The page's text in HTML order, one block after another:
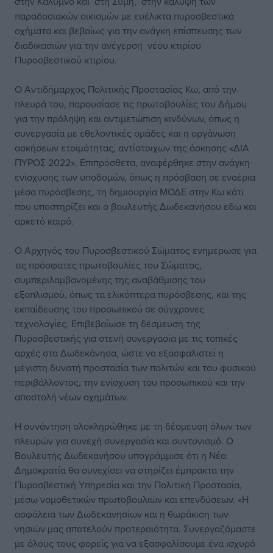
παραδοσιακών οικισμών με ευέλικτα πυροσβεστικά
οχήματα και βεβαίως για την ανάγκη επίσπευσης των
διαδικασιών για την ανέγερση νέου κτιρίου
Πυροσβεστικού κτιρίου.
Ο Αντιδήμαρχος Πολιτικής Προστασίας Κω, από την
πλευρά του, παρουσίασε τις πρωτοβουλίες του Δήμου
για την πρόληψη και αντιμετώπιση κινδύνων, όπως η
συνεργασία με εθελοντικές ομάδες και η οργάνωση
ασκήσεων ετοιμότητας, αντίστοιχων της άσκησης «ΔΙΑ
ΠΥΡΟΣ 2022». Επιπρόσθετα, αναφέρθηκε στην ανάγκη
ενίσχυσης των υποδομών, όπως η πρόσβαση σε εναέρια
μέσα πυρόσβεσης, τη δημιουργία ΜΟΔΕ στην Κω κάτι
που υποστηρίζει και ο βουλευτής Δωδεκανήσου εδώ και
αρκετό καιρό.
Ο Αρχηγός του Πυροσβεστικού Σώματος ενημέρωσε για
τις πρόσφατες πρωτοβουλίες του Σώματος,
συμπεριλαμβανομένης της αναβάθμισης του
εξοπλισμού, όπως τα ελικόπτερα πυρόσβεσης, και της
εκπαίδευσης του προσωπικού σε σύγχρονες
τεχνολογίες. Επιβεβαίωσε τη δέσμευση της
Πυροσβεστικής για στενή συνεργασία με τις τοπικές
αρχές στα Δωδεκάνησα, ώστε να εξασφαλιστεί η
μέγιστη δυνατή προστασία των πολιτών και του φυσικού
περιβάλλοντος, την ενίσχυση του προσωπικού και την
αποστολή νέων οχημάτων.
Η συνάντηση ολοκληρώθηκε με τη δέσμευση όλων των
πλευρών για συνεχή συνεργασία και συντονισμό. Ο
Βουλευτής Δωδεκανήσου υπογράμμισε ότι η Νέα
Δημοκρατία θα συνεχίσει να στηρίζει έμπρακτα την
Πυροσβεστική Υπηρεσία και την Πολιτική Προστασία,
μέσω νομοθετικών πρωτοβουλιών και επενδύσεων. «Η
ασφάλεια των Δωδεκανησίων και η θωράκιση των
νησιών μας αποτελούν προτεραιότητα. Συνεργαζόμαστε
με όλους τους φορείς για να εξασφαλίσουμε ένα ισχυρό